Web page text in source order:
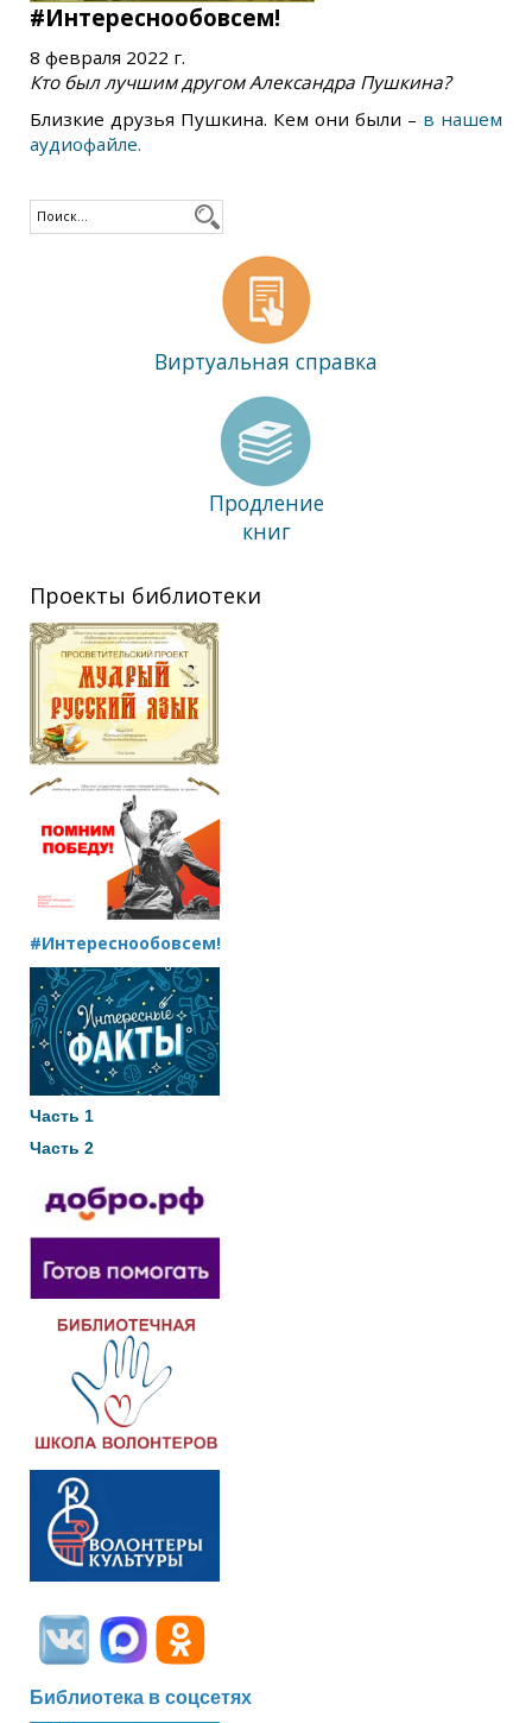
#Интереснообовсем!
8 февраля 2022 г.
Кто был лучшим другом Александра Пушкина?
Близкие друзья Пушкина. Кем они были – в нашем
аудиофайле.
Виртуальная справка
Продление
книг
Проекты библиотеки
#Интереснообовсем!
Часть 1
Часть 2
Библиотека в соцсетях